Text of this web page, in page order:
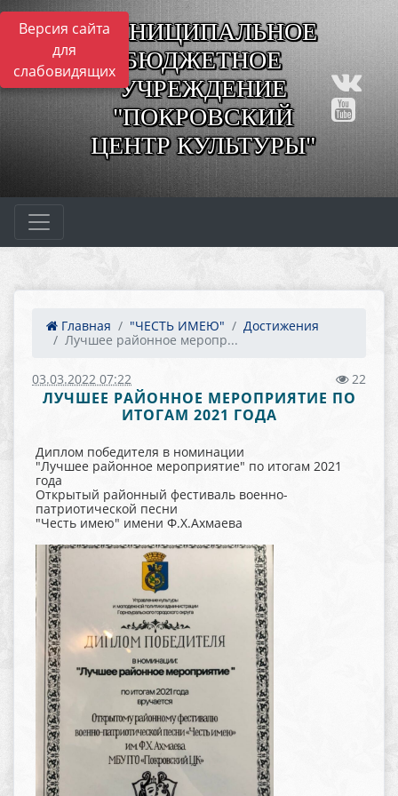
Версия сайта
для
слабовидящих
МУНИЦИПАЛЬНОЕ
БЮДЖЕТНОЕ
УЧРЕЖДЕНИЕ
"ПОКРОВСКИЙ
ЦЕНТР КУЛЬТУРЫ"
Главная "ЧЕСТЬ ИМЕЮ"
Достижения
Лучшее районное меропр...
03.03.2022 07:22 22
ЛУЧШЕЕ РАЙОННОЕ МЕРОПРИЯТИЕ ПО
ИТОГАМ 2021 ГОДА
Диплом победителя в номинации
"Лучшее районное мероприятие" по итогам 2021
года
Открытый районный фестиваль военно-
патриотической песни
"Честь имею" имени Ф.Х.Ахмаева